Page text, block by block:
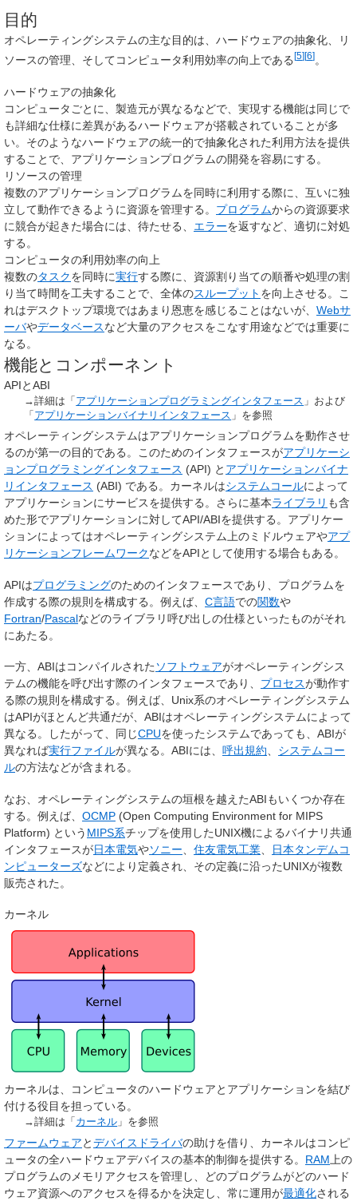
目的
オペレーティングシステムの主な目的は、ハードウェアの抽象化、リ
ソースの管理、そしてコンピュータ利用効率の向上である [5][6] 。
ハードウェアの抽象化
コンピュータごとに、製造元が異なるなどで、実現する機能は同じで
も詳細な仕様に差異があるハードウェアが搭載されていることが多
い。そのようなハードウェアの統一的で抽象化された利用方法を提供
することで、アプリケーションプログラムの開発を容易にする。
リソースの管理
複数のアプリケーションプログラムを同時に利用する際に、互いに独
立して動作できるように資源を管理する。 プログラムからの資源要求
に競合が起きた場合には、待たせる、 エラーを返すなど、適切に対処
する。
コンピュータの利用効率の向上
複数のタスクを同時に実行する際に、資源割り当ての順番や処理の割
り当て時間を工夫することで、全体のスループット を向上させる。こ
れはデスクトップ環境ではあまり恩恵を感じることはないが、 Webサ
ーバやデータベースなど大量のアクセスをこなす用途などでは重要に
なる。
機能とコンポーネント
APIとABI
→詳細は「 アプリケーションプログラミングインタフェース 」および
「 アプリケーションバイナリインタフェース 」を参照
オペレーティングシステムはアプリケーションプログラムを動作させ
るのが第一の目的である。このためのインタフェースがアプリケーシ
ョンプログラミングインタフェース (API) と アプリケーションバイナ
リインタフェース (ABI) である。カーネルはシステムコールによって
アプリケーションにサービスを提供する。さらに基本ライブラリ も含
めた形でアプリケーションに対してAPI/ABIを提供する。アプリケー
ションによってはオペレーティングシステム上のミドルウェアやアプ
リケーションフレームワークなどをAPIとして使用する場合もある。
APIはプログラミングのためのインタフェースであり、プログラムを
作成する際の規則を構成する。例えば、 C言語での関数や
Fortran/Pascalなどのライブラリ呼び出しの仕様といったものがそれ
にあたる。
一方、ABIはコンパイルされた ソフトウェアがオペレーティングシス
テムの機能を呼び出す際のインタフェースであり、 プロセスが動作す
る際の規則を構成する。例えば、Unix系のオペレーティングシステム
はAPIがほとんど共通だが、ABIはオペレーティングシステムによって
異なる。したがって、同じCPUを使ったシステムであっても、ABIが
異なれば実行ファイルが異なる。ABIには、 呼出規約、 システムコー
ルの方法などが含まれる。
なお、オペレーティングシステムの垣根を越えたABIもいくつか存在
する。例えば、 OCMP (Open Computing Environment for MIPS
Platform) という MIPS系チップを使用したUNIX機によるバイナリ共通
インタフェースが日本電気やソニー 住友電気工業
日本タンデムコ
ンピューターズなどにより定義され、その定義に沿ったUNIXが複数
販売された。
カーネル
カーネルは、コンピュータのハードウェアとアプリケーションを結び
付ける役目を担っている。
→詳細は「 カーネル 」を参照
ファームウェアとデバイスドライバの助けを借り、カーネルはコンピ
ュータの全ハードウェアデバイスの基本的制御を提供する。 RAM 上の
プログラムのメモリアクセスを管理し、どのプログラムがどのハード
ウェア資源へのアクセスを得るかを決定し、常に運用が最適化される